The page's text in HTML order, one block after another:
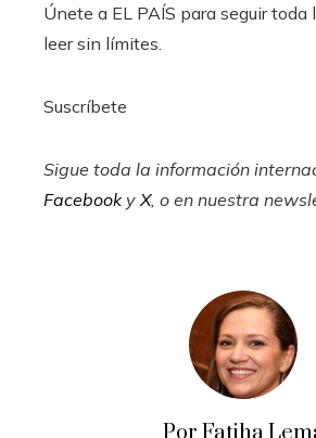
Únete a EL PAÍS para seguir toda
leer sin límites.
Suscríbete
Sigue toda la información
Facebooky X, o en nuestra